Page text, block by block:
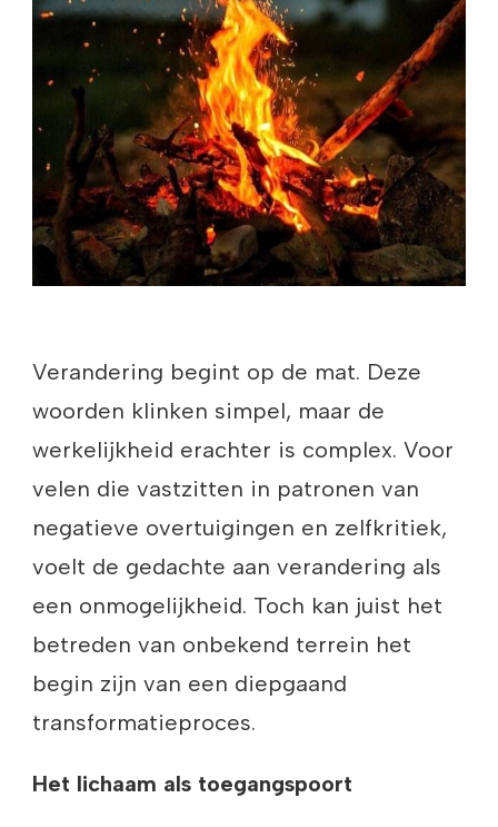
Verandering begint op de mat. Deze
woorden klinken simpel, maar de
werkelijkheid erachter is complex. Voor
velen die vastzitten in patronen van
negatieve overtuigingen en zelfkritiek,
voelt de gedachte aan verandering als
een onmogelijkheid. Toch kan juist het
betreden van onbekend terrein het
begin zijn van een diepgaand
transformatieproces.
Het lichaam als toegangspoort